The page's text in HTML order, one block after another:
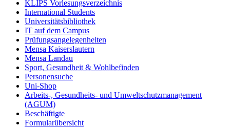
KLIPS Vorlesungsverzeichnis
International Students
Universitätsbibliothek
IT auf dem Campus
Prüfungsangelegenheiten
Mensa Kaiserslautern
Mensa Landau
Sport, Gesundheit & Wohlbefinden
Personensuche
Uni-Shop
Arbeits-, Gesundheits- und Umweltschutzmanagement
(AGUM)
Beschäftigte
Formularübersicht